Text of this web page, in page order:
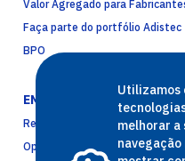
Utilizamos
melhorar a
Valor Agregado para
Faça parte do portfólio Adistec
BPO
EMPRESA
Reconhecimentos
Oportunidades de carreira